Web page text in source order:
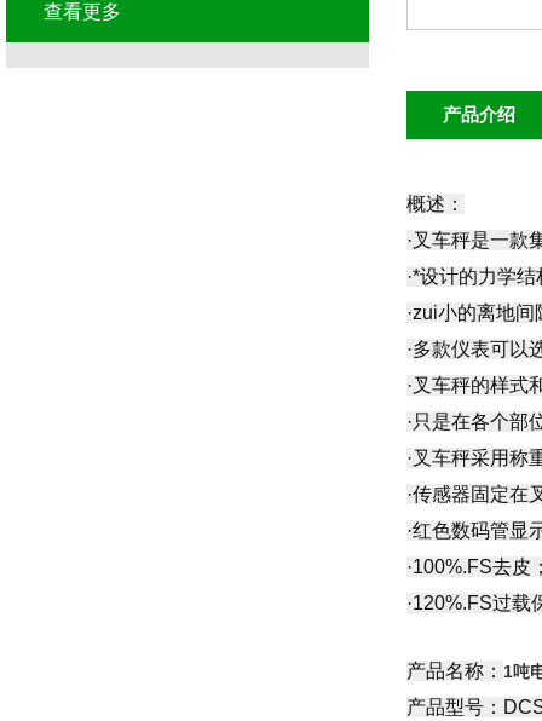
产品介绍
概述：
·叉车秤是一款
·*设计的力学
·zui小的离地
·多款仪表可以
·叉车秤的样式
·只是在各个部
·叉车秤采用称
·传感器固定在
·红色数码管显
·100%.FS去皮
·120%.FS过载
产品名称： 1吨
产品型号：
查看更多